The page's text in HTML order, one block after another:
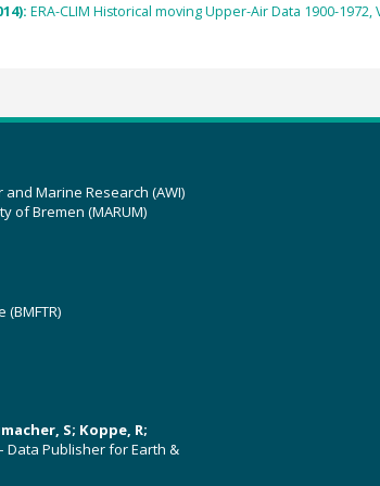
ERA-CLIM Historical moving Upper-Air Data 1900-
Marine Research (AWI)
of Bremen (MARUM)
S; Koppe, R;
Data Publisher for Earth &